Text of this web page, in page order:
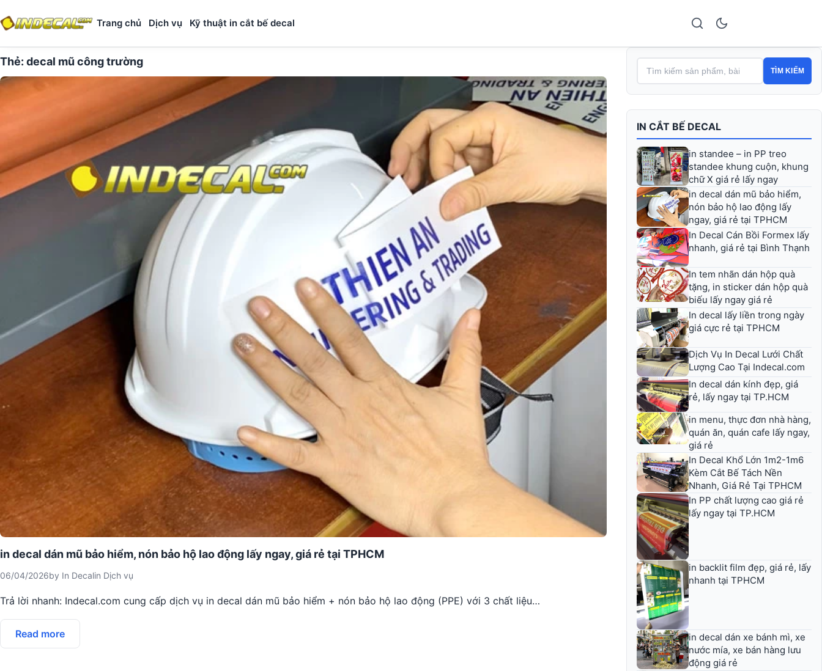
Trang chủ Dịch vụ Kỹ thuật in cắt bế decal
Thẻ: decal mũ công trường
in decal dán mũ bảo hiểm, nón bảo hộ lao động lấy ngay, giá rẻ tại TPHCM
06/04/2026by In Decalin Dịch vụ
Trả lời nhanh: Indecal.com cung cấp dịch vụ in decal dán mũ bảo hiểm + nón bảo hộ lao động (PPE) với 3 chất liệu…
Read more
TÌM KIẾM
IN CẮT BẾ DECAL
in standee – in PP treo
standee khung cuộn, khung
chữ X giá rẻ lấy ngay
in decal dán mũ bảo hiểm,
nón bảo hộ lao động lấy
ngay, giá rẻ tại TPHCM
In Decal Cán Bồi Formex lấy
nhanh, giá rẻ tại Bình Thạnh
In tem nhãn dán hộp quà
tặng, in sticker dán hộp quà
biếu lấy ngay giá rẻ
In decal lấy liền trong ngày
giá cực rẻ tại TPHCM
Dịch Vụ In Decal Lưới Chất
Lượng Cao Tại Indecal.com
In decal dán kính đẹp, giá
rẻ, lấy ngay tại TP.HCM
in menu, thực đơn nhà hàng,
quán ăn, quán cafe lấy ngay,
giá rẻ
In Decal Khổ Lớn 1m2-1m6
Kèm Cắt Bế Tách Nền
Nhanh, Giá Rẻ Tại TPHCM
In PP chất lượng cao giá rẻ
lấy ngay tại TP.HCM
in backlit film đẹp, giá rẻ, lấy
nhanh tại TPHCM
in decal dán xe bánh mì, xe
nước mía, xe bán hàng lưu
động giá rẻ